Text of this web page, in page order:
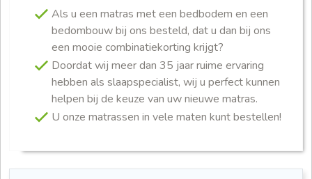
Als u een matras met een bedbodem en een
bedombouw bij ons besteld, dat u dan bij ons
een mooie combinatiekorting krijgt?
Doordat wij meer dan 35 jaar ruime ervaring
hebben als slaapspecialist, wij u perfect kunnen
helpen bij de keuze van uw nieuwe matras.
U onze matrassen in vele maten kunt bestellen!